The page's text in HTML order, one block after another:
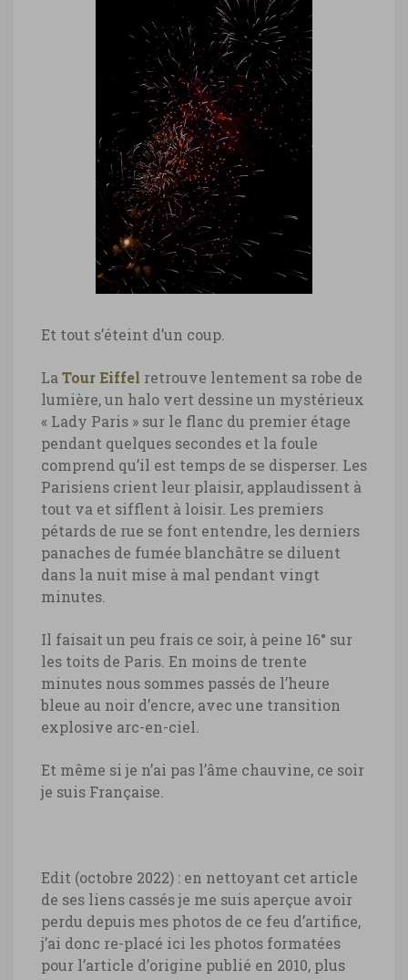
Et tout s’éteint d’un coup.
LaTour Eiffel retrouve lentement sa robe de
lumière, un halo vert dessine un mystérieux
« Lady Paris » sur le flanc du premier étage
pendant quelques secondes et la foule
comprend qu’il est temps de se disperser. Les
Parisiens crient leur plaisir, applaudissent à
tout va et sifflent à loisir. Les premiers
pétards de rue se font entendre, les derniers
panaches de fumée blanchâtre se diluent
dans la nuit mise à mal pendant vingt
minutes.
Il faisait un peu frais ce soir, à peine 16° sur
les toits de Paris. En moins de trente
minutes nous sommes passés de l’heure
bleue au noir d’encre, avec une transition
explosive arc-en-ciel.
Et même si je n’ai pas l’âme chauvine, ce soir
je suis Française.
Edit (octobre 2022) : en nettoyant cet article
de ses liens cassés je me suis aperçue avoir
perdu depuis mes photos de ce feu d’artifice,
j’ai donc re-placé ici les photos formatées
pour l’article d’origine publié en 2010, plus